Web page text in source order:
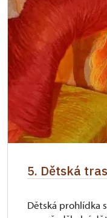
5. Dětská
Dětská prohlídka